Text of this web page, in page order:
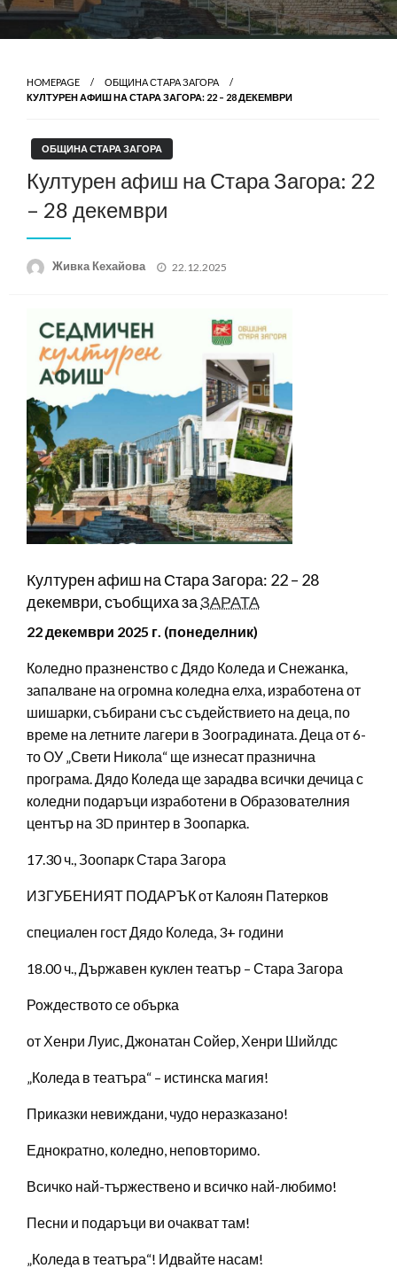
HOMEPAGE
ОБЩИНА СТАРА ЗАГОРА
КУЛТУРЕН АФИШ НА СТАРА ЗАГОРА: 22 – 28 ДЕКЕМВРИ
ОБЩИНА СТАРА ЗАГОРА
Културен афиш на Стара Загора: 22
– 28 декември
Живка Кехайова
Posted
22.12.2025
Културен афиш на Стара Загора: 22 – 28
декември, съобщиха заЗАРАТА
22 декември 2025 г. (понеделник)
Коледно празненство с Дядо Коледа и Снежанка,
запалване на огромна коледна елха, изработена от
шишарки, събирани със съдействието на деца, по
време на летните лагери в Зооградината. Деца от 6-
то ОУ „Свети Никола“ ще изнесат празнична
програма. Дядо Коледа ще зарадва всички дечица с
коледни подаръци изработени в Образователния
център на 3D принтер в Зоопарка.
17.30 ч., Зоопарк Стара Загора
ИЗГУБЕНИЯТ ПОДАРЪК от Калоян Патерков
специален гост Дядо Коледа, 3+ години
18.00 ч., Държавен куклен театър – Стара Загора
Рождеството се обърка
от Хенри Луис, Джонатан Сойер, Хенри Шийлдс
„Коледа в театъра“ – истинска магия!
Приказки невиждани, чудо неразказано!
Еднократно, коледно, неповторимо.
Всичко най-тържествено и всичко най-любимо!
Песни и подаръци ви очакват там!
„Коледа в театъра“! Идвайте насам!